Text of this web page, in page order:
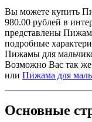
Вы можете купить
980.00 рублей в
представлены
подробные
Пижамы для
Возможно Вас так же
или Пижама для
Основные